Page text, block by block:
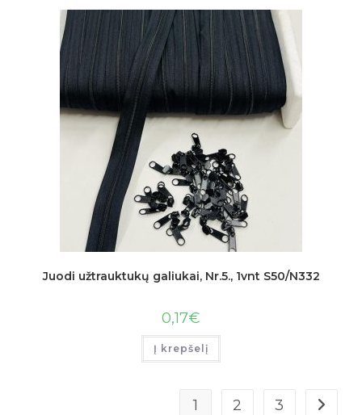
Juodi užtrauktukų galiukai, Nr.5., 1vnt S50/N332
0,17€
Į krepšelį
1 2 3